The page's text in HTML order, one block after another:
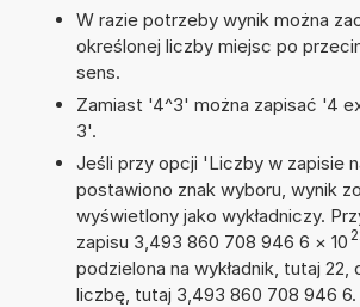
W razie potrzeby wynik można
określonej liczby miejsc po
sens.
Zamiast '4^3' można zapisać '4
3'.
Jeśli przy opcji 'Liczby w zapisie
postawiono znak wyboru, wynik
wyświetlony jako wykładniczy.
zapisu 3,493 860 708 946 6 × 10
podzielona na wykładnik, tutaj 22,
liczbę, tutaj 3,493 860 708 946 6.